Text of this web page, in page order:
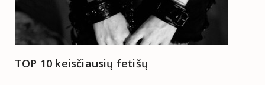
TOP 10 keisčiausių fetišų